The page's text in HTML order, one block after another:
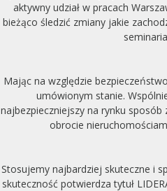
aktywny udział w pracach
bieżąco śledzić zmiany jakie
Mając na względzie
umówionym stanie.
najbezpieczniejszy na rynku
obrocie
Stosujemy najbardziej skuteczne i
skuteczność potwierdza tytuł